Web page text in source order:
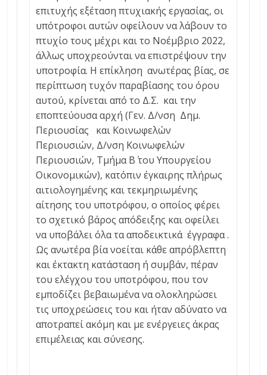
επιτυχής εξέταση πτυχιακής εργασίας, οι
υπότροφοι αυτών οφείλουν να λάβουν το
πτυχίο τους μέχρι και το Νοέμβριο 2022,
άλλως υποχρεούνται να επιστρέψουν την
υποτροφία. Η επίκληση ανωτέρας βίας, σε
περίπτωση τυχόν παραβίασης του όρου
αυτού, κρίνεται από το Δ.Σ. και την
εποπτεύουσα αρχή (Γεν. Δ/νση Δημ.
Περιουσίας και Κοινωφελών
Περιουσιών, Δ/νση Κοινωφελών
Περιουσιών, Τμήμα Β΄ του Υπουργείου
Οικονομικών), κατόπιν έγκαιρης πλήρως
αιτιολογημένης και τεκμηριωμένης
αίτησης του υποτρόφου, ο οποίος φέρει
το σχετικό βάρος απόδειξης και οφείλει
να υποβάλει όλα τα αποδεικτικά έγγραφα .
Ως ανωτέρα βία νοείται κάθε απρόβλεπτη
και έκτακτη κατάσταση ή συμβάν, πέραν
του ελέγχου του υποτρόφου, που τον
εμποδίζει βεβαιωμένα να ολοκληρώσει
τις υποχρεώσεις του και ήταν αδύνατο να
αποτραπεί ακόμη και με ενέργειες άκρας
επιμέλειας και σύνεσης.